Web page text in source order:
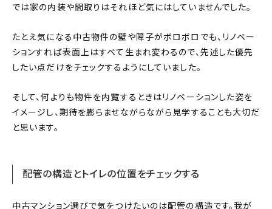
では家の内装や間取りはそれほど気にはしていませんでした。
たとえ気になる中古物件の壁や障子がボロボロでも、リノベー
ションすれば表面上はすべて生まれ変わるので、先述した優先
したい点だけをチェックするようにしていました。
そして、何よりも物件を内覧するときはリノベーションした姿を
イメージし、期待を膨らませながらながら見学することも大切だ
と思います。
配管の構造とトイレの位置をチェックする
中古マンション選びで気をつけたいのは配管の構造です。我が